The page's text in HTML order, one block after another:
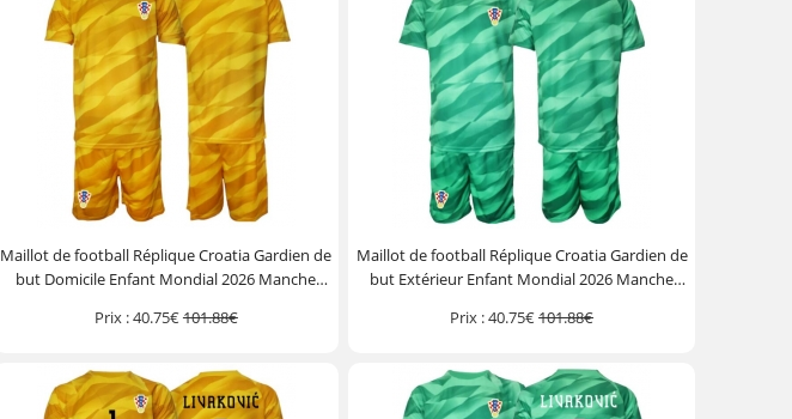
Maillot de football Réplique Croatia Gardien de
but Domicile Enfant Mondial 2026 Manche
Prix :40.75€101.88€
Maillot de football Réplique Croatia Gardien de
but Extérieur Enfant Mondial 2026 Manche
Prix :40.75€101.88€